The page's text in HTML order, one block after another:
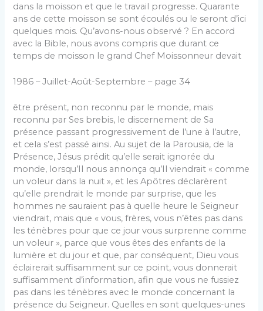
dans la moisson et que le travail progresse. Quarante
ans de cette moisson se sont écoulés ou le seront d’ici
quelques mois. Qu’avons-nous observé ? En accord
avec la Bible, nous avons compris que durant ce
temps de moisson le grand Chef Moissonneur devait
1986 – Juillet-Août-Septembre – page 34
être présent, non reconnu par le monde, mais
reconnu par Ses brebis, le discernement de Sa
présence passant progressivement de l’une à l’autre,
et cela s’est passé ainsi. Au sujet de la Parousia, de la
Présence, Jésus prédit qu’elle serait ignorée du
monde, lorsqu’Il nous annonça qu’Il viendrait « comme
un voleur dans la nuit », et les Apôtres déclarèrent
qu’elle prendrait le monde par surprise, que les
hommes ne sauraient pas à quelle heure le Seigneur
viendrait, mais que « vous, frères, vous n’êtes pas dans
les ténèbres pour que ce jour vous surprenne comme
un voleur », parce que vous êtes des enfants de la
lumière et du jour et que, par conséquent, Dieu vous
éclairerait suffisamment sur ce point, vous donnerait
suffisamment d’information, afin que vous ne fussiez
pas dans les ténèbres avec le monde concernant la
présence du Seigneur. Quelles en sont quelques-unes